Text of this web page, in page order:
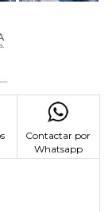
Contactar por
Whatsapp